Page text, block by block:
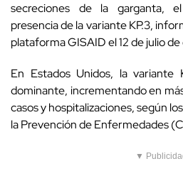
secreciones de la garganta,
presencia de la variante KP.3,
plataforma GISAID el 12 de julio
En Estados Unidos, la variante
dominante, incrementando en
casos y hospitalizaciones, según
la Prevención de Enfermedades
▼